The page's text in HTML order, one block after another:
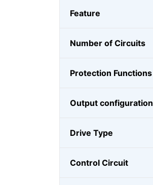
Feature
Number of Circuits
Protection Functions
Output configuration
Drive Type
Control Circuit